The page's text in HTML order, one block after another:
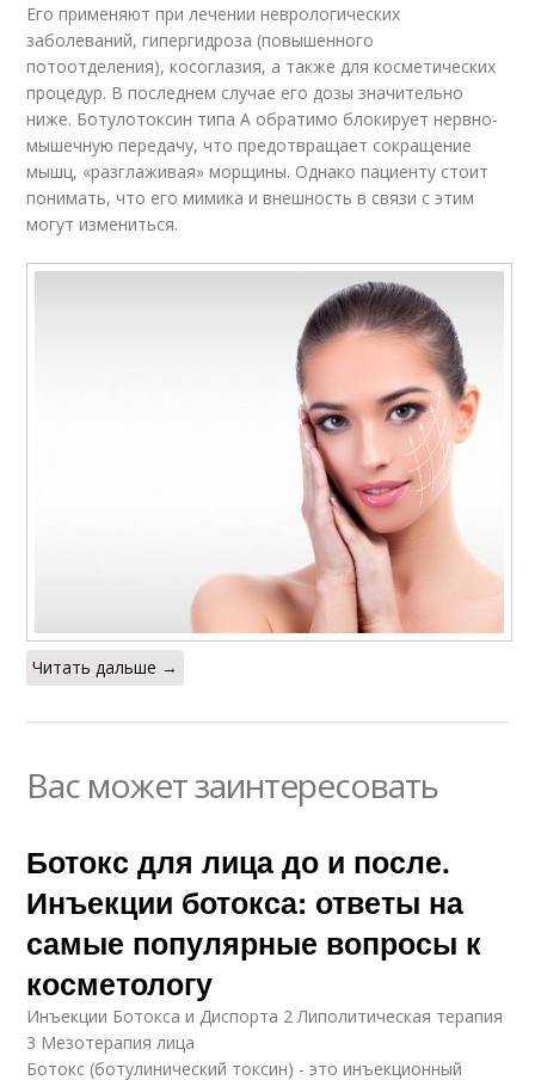
Его применяют при лечении неврологических
заболеваний, гипергидроза (повышенного
потоотделения), косоглазия, а также для косметических
процедур. В последнем случае его дозы значительно
ниже. Ботулотоксин типа А обратимо блокирует нервно-
мышечную передачу, что предотвращает сокращение
мышц, «разглаживая» морщины. Однако пациенту стоит
понимать, что его мимика и внешность в связи с этим
могут измениться.
Читать дальше →
Вас может заинтересовать
Ботокс для лица до и после.
Инъекции ботокса: ответы на
самые популярные вопросы к
косметологу
Инъекции Ботокса и Диспорта 2 Липолитическая терапия
3 Мезотерапия лица
Ботокс (ботулинический токсин) - это инъекционный